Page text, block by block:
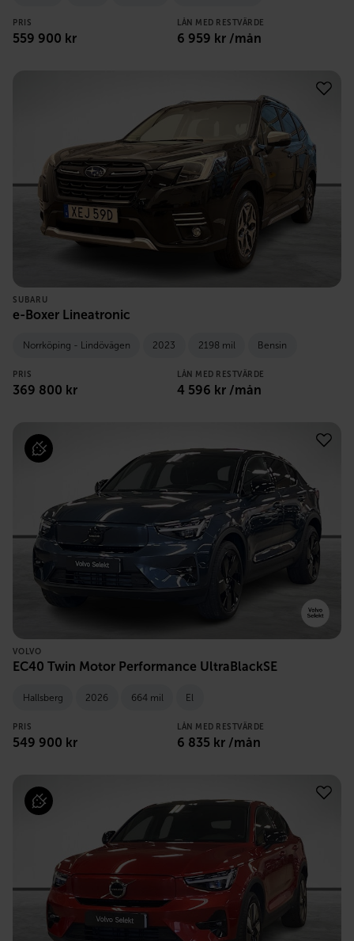
PRIS
559 900 kr
LÅN MED RESTVÄRDE
6 959 kr /mån
SUBARU
e-Boxer Lineatronic
Norrköping - Lindövägen 2023 2198 mil Bensin
PRIS
369 800 kr
LÅN MED RESTVÄRDE
4 596 kr /mån
VOLVO
EC40 Twin Motor Performance UltraBlackSE
Hallsberg 2026 664 mil El
PRIS
549 900 kr
LÅN MED RESTVÄRDE
6 835 kr /mån